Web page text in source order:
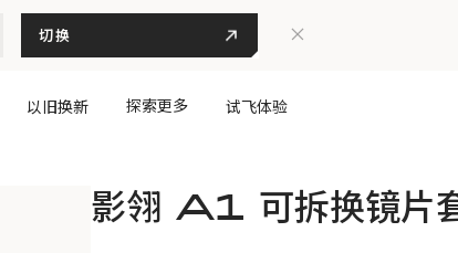
切换
以旧换新 探索更多 试飞体验
影翎 A1 可拆换镜片